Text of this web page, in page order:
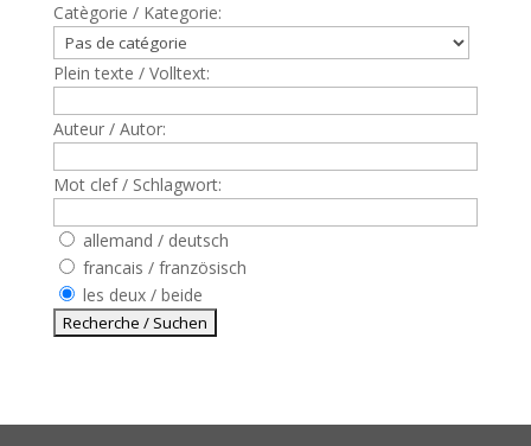
Catègorie / Kategorie:
Plein texte / Volltext:
Auteur / Autor:
Mot clef / Schlagwort:
allemand / deutsch
francais / französisch
les deux / beide